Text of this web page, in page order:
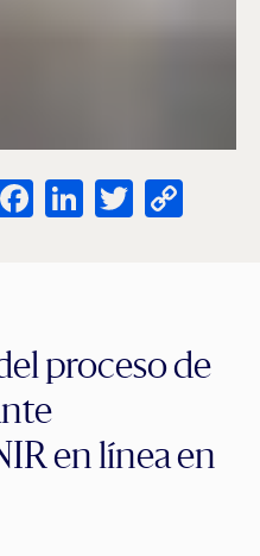
Facebook
LinkedIn
Twitter
proceso de
en línea en